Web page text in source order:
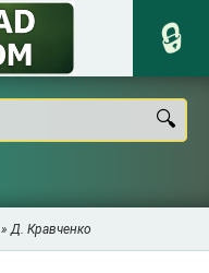
» Д. Кравченко